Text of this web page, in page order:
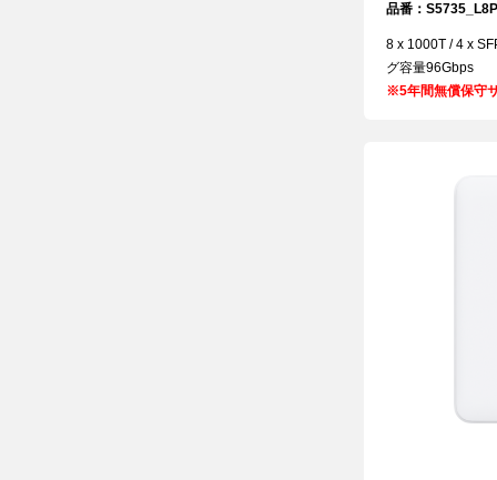
品番：
8 x 1000T / 4 x
グ容量96Gbps
※5年間無償保守